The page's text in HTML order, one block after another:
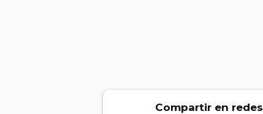
Compartir en redes